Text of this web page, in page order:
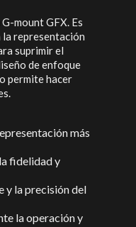
mount GFX. Es
representación
suprimir el
de enfoque
permite hacer
más
fidelidad y
y la precisión del
la operación y